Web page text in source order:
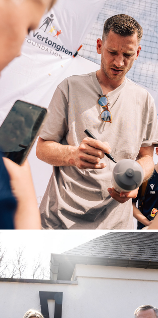
JAN VERTONGHEN FOUNDATION
Break uit Jezelf - ism SPORT VLAANDEREN